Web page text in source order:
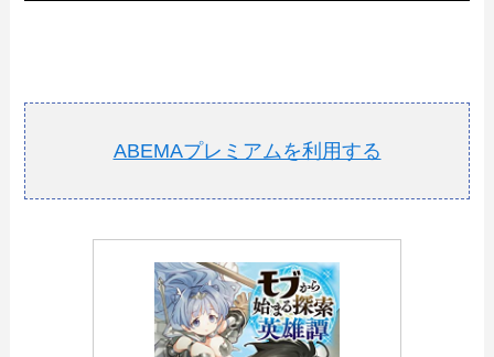
ABEMAプレミアムを利用する